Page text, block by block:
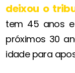
deixou o
tem 45 anos
próximos 30
idade para